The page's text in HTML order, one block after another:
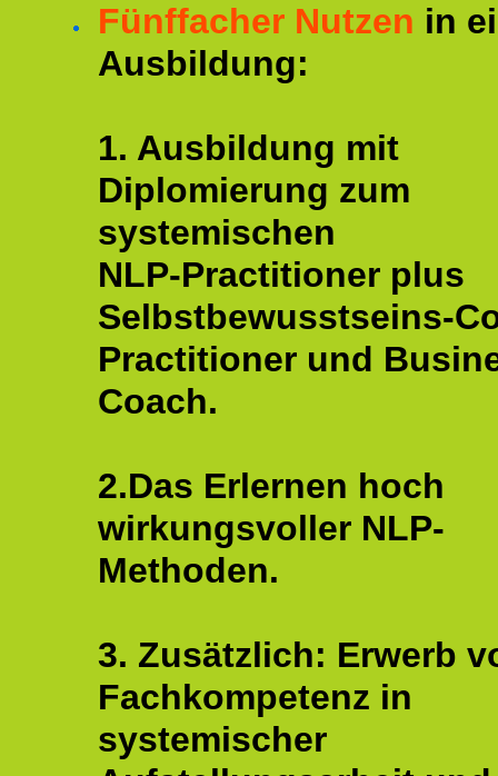
Fünffacher Nutzen in
Ausbildung:
1. Ausbildung mit
Diplomierung zum
systemischen
NLP-Practitioner plus
Selbstbewusstseins-
Practitioner und
Coach.
2.Das Erlernen hoch
wirkungsvoller NLP-
Methoden.
3. Zusätzlich: Erwerb
Fachkompetenz in
systemischer